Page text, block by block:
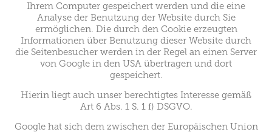
Ihrem Computer gespeichert werden und die eine
Analyse der Benutzung der Website durch Sie
ermöglichen. Die durch den Cookie erzeugten
Informationen über Benutzung dieser Website durch
die Seitenbesucher werden in der Regel an einen Server
von Google in den USA übertragen und dort
gespeichert.
Hierin liegt auch unser berechtigtes Interesse gemäß
Art 6 Abs. 1 S. 1 f) DSGVO.
Google hat sich dem zwischen der Europäischen Union